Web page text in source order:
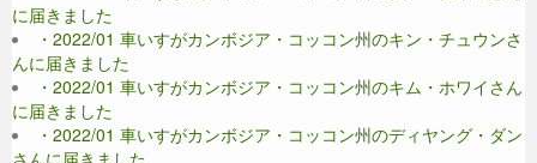
に届きました
・2022/01 車いすがカンボジア・コッコン州のキン・チュウンさ
んに届きました
・2022/01 車いすがカンボジア・コッコン州のキム・ホワイさん
に届きました
・2022/01 車いすがカンボジア・コッコン州のディヤング・ダン